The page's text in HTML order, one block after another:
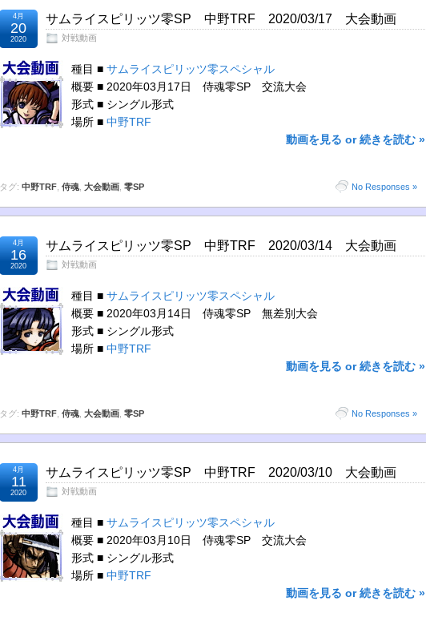
サムライスピリッツ零SP 中野TRF 2020/03/17 大会動画
対戦動画
4月
20
2020
種目 ■ サムライスピリッツ零スペシャル
概要 ■ 2020年03月17日 侍魂零SP 交流大会
形式 ■ シングル形式
場所 ■ 中野TRF
動画を見る or 続きを読む »
No Responses »
タグ: 中野TRF 侍魂 大会動画 零SP
サムライスピリッツ零SP 中野TRF 2020/03/14 大会動画
対戦動画
4月
16
2020
種目 ■ サムライスピリッツ零スペシャル
概要 ■ 2020年03月14日 侍魂零SP 無差別大会
形式 ■ シングル形式
場所 ■ 中野TRF
動画を見る or 続きを読む »
No Responses »
タグ: 中野TRF 侍魂 大会動画 零SP
サムライスピリッツ零SP 中野TRF 2020/03/10 大会動画
対戦動画
4月
11
2020
種目 ■ サムライスピリッツ零スペシャル
概要 ■ 2020年03月10日 侍魂零SP 交流大会
形式 ■ シングル形式
場所 ■ 中野TRF
動画を見る or 続きを読む »